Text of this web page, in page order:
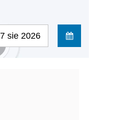
7 sie 2026